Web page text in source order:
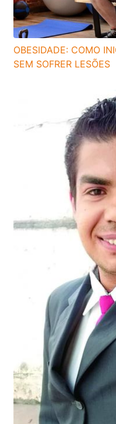
OBESIDADE: COMO
SEM SOFRER LESÕES